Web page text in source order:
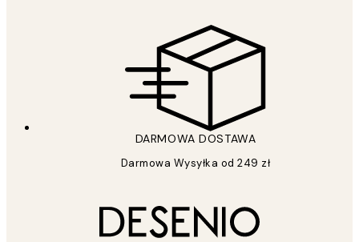
DARMOWA DOSTAWA
Darmowa Wysyłka od 249 zł